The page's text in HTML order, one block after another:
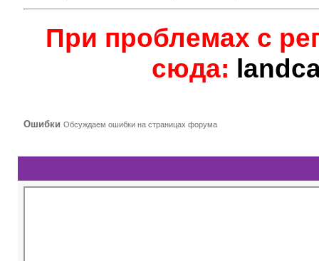
При проблемах с
сюда:
Ошибки Обсуждаем ошибки на страницах форума